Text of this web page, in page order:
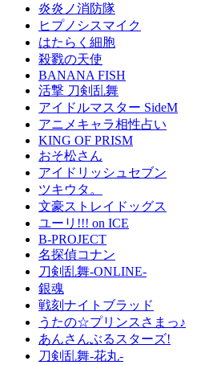
炎炎ノ消防隊
ヒプノシスマイク
はたらく細胞
殺戮の天使
BANANA FISH
活撃 刀剣乱舞
アイドルマスター SideM
アニメキャラ相性占い
KING OF PRISM
おそ松さん
アイドリッシュセブン
ツキウタ。
文豪ストレイドッグス
ユーリ!!! on ICE
B-PROJECT
名探偵コナン
刀剣乱舞-ONLINE-
銀魂
戦刻ナイトブラッド
うたの☆プリンスさまっ♪
あんさんぶるスターズ!
刀剣乱舞-花丸-